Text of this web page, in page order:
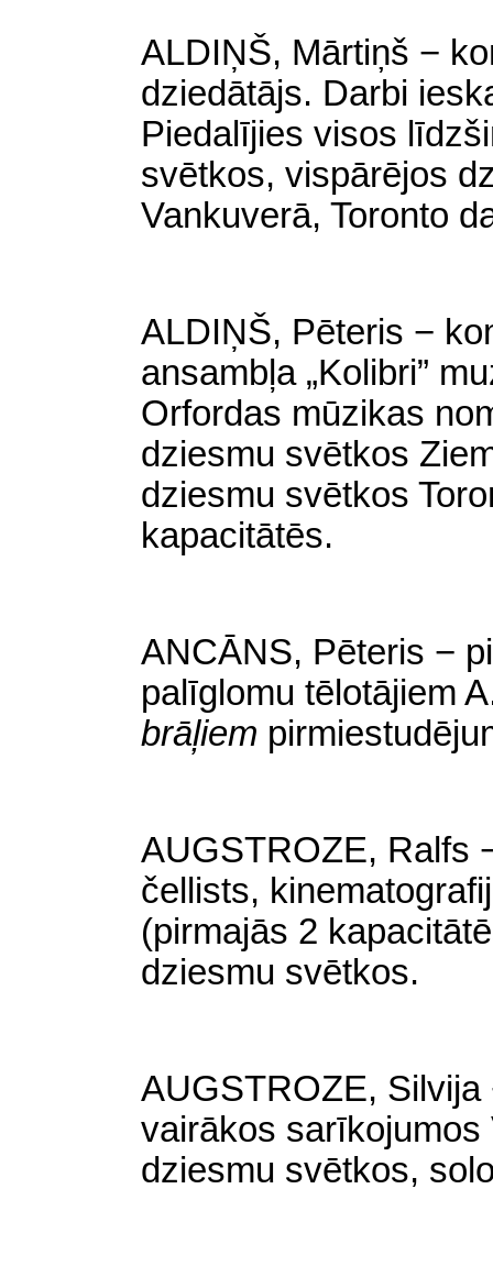
ALDIŅŠ, Mārtiņš −
dziedātājs. Darbi
Piedalījies visos
svētkos, vispārējos
Vankuverā, Toronto
ALDIŅŠ, Pēteris −
ansambļa „Kolibri”
Orfordas mūzikas
dziesmu svētkos
dziesmu svētkos
kapacitātēs.
ANCĀNS, Pēteris −
palīglomu tēlotājiem
brāļiem
AUGSTROZE, Ralfs
čellists,
(pirmajās 2
dziesmu svētkos.
AUGSTROZE,
vairākos sarīkojumos
dziesmu svētkos,